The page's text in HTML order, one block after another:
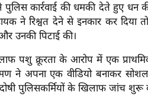
पुलिस कार्रवाई की धमकी देते हुए
ने रिश्वत देने से इनकार कर दिया
उनकी पिटाई की।
पशु क्रूरता के आरोप में एक
ने अपना एक वीडियो बनाकर सोशल
पुलिसकर्मियों के खिलाफ जांच शुरू